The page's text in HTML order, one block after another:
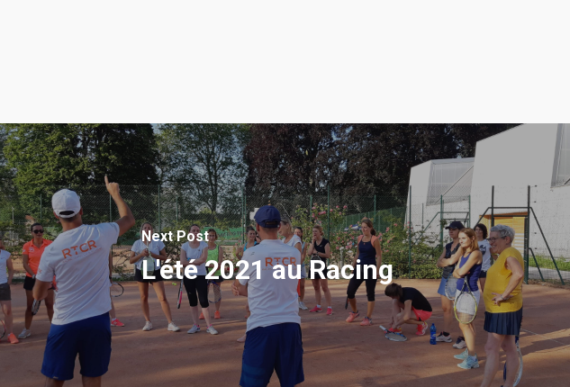
Next Post
L'été 2021 au Racing